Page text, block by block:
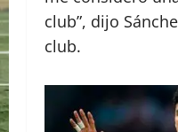
club”, dijo
club.